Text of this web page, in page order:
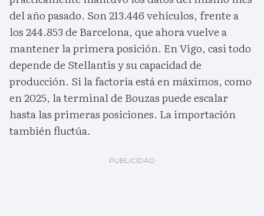
del año pasado. Son 213.446 vehículos, frente a
los 244.853 de Barcelona, que ahora vuelve a
mantener la primera posición. En Vigo, casi todo
depende de Stellantis y su capacidad de
producción. Si la factoría está en máximos, como
en 2025, la terminal de Bouzas puede escalar
hasta las primeras posiciones. La importación
también fluctúa.